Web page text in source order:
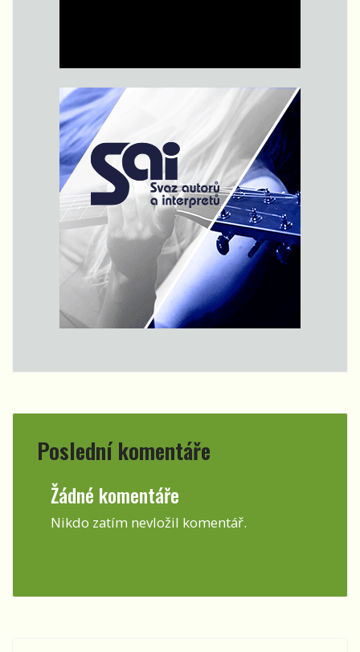
Poslední komentáře
Žádné komentáře
Nikdo zatím nevložil komentář.